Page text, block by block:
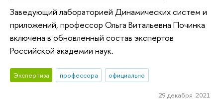
Заведующий лабораторией Динамических систем и
приложений, профессор Ольга Витальевна Починка
включена в обновленный состав экспертов
Российской академии наук.
Экспертиза профессора официально
29 декабря 2021